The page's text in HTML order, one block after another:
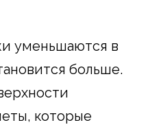
уменьшаются в
больше.
которые